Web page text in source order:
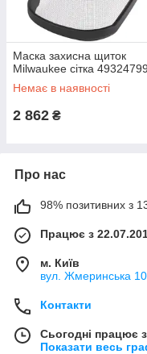
Маска захисна щиток
Milwaukee сітка
Немає в наявності
2 862 ₴
Про нас
98% позитивних з
Працює з
м. Київ
вул. Жмеринська
Контакти
Сьогодні працює
Показати весь